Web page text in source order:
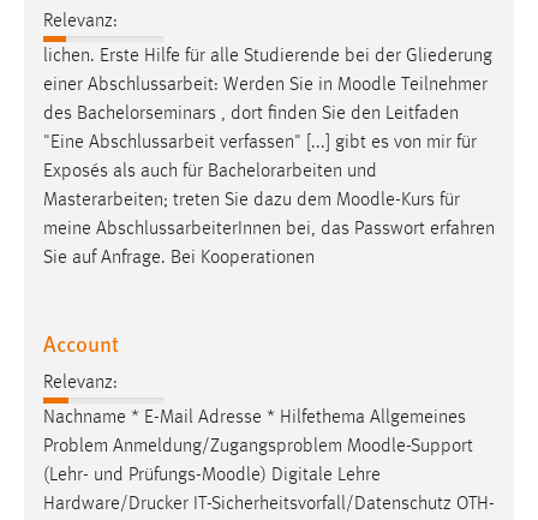
Relevanz:
lichen. Erste Hilfe für alle Studierende bei der Gliederung
einer Abschlussarbeit: Werden Sie in Moodle Teilnehmer
des Bachelorseminars , dort finden Sie den Leitfaden
"Eine Abschlussarbeit verfassen" [...] gibt es von mir für
Exposés als auch für Bachelorarbeiten und
Masterarbeiten; treten Sie dazu dem Moodle-Kurs für
meine AbschlussarbeiterInnen bei, das Passwort erfahren
Sie auf Anfrage. Bei Kooperationen
Account
Relevanz:
Nachname * E-Mail Adresse * Hilfethema Allgemeines
Problem Anmeldung/Zugangsproblem Moodle-Support
(Lehr- und Prüfungs-Moodle) Digitale Lehre
Hardware/Drucker IT-Sicherheitsvorfall/Datenschutz OTH-
Cookie Laufzeit:
STATISTIK
Statistik Cookies erfassen Informationen anonym.
Diese Informationen helfen uns zu verstehen, wie
unsere Besucher unsere Website nutzen.
_pk_ref, _pk_cvar, _pk_id, _pk_ses
Zweck:
Zugriffsstatistik
Cookie Laufzeit: